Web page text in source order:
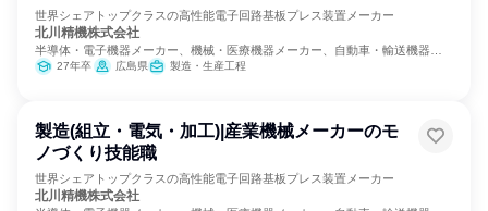
世界シェアトップクラスの高性能電子回路基板プレス装置メーカー
北川精機株式会社
半導体・電子機器メーカー、機械・医療機器メーカー、自動車・輸送機器メ
ーカー27年卒 広島県 製造・生産工程
製造(組立・電気・加工)|産業機械メーカーのモ
ノづくり技能職
世界シェアトップクラスの高性能電子回路基板プレス装置メーカー
北川精機株式会社